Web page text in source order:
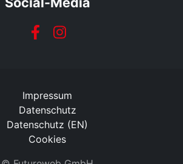
Impressum
Datenschutz
Datenschutz (EN)
Cookies